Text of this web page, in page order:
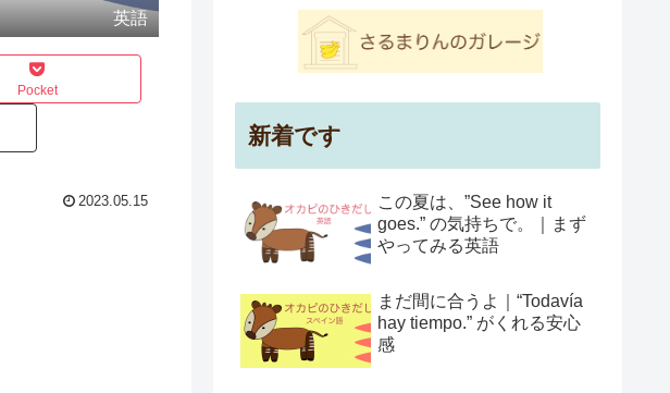
英語
Pocket
2023.05.15
新着です
この夏は、”See how it
goes.” の気持ちで。｜まず
やってみる英語
まだ間に合うよ｜“Todavía
hay tiempo.” がくれる安心
感